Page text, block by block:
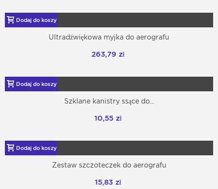
Dodaj do koszyka
Ultradźwiękowa myjka do aerografu
263,79 zł
Dodaj do koszyka
Szklane kanistry ssące do...
10,55 zł
Dodaj do koszyka
Zestaw szczoteczek do aerografu
15,83 zł